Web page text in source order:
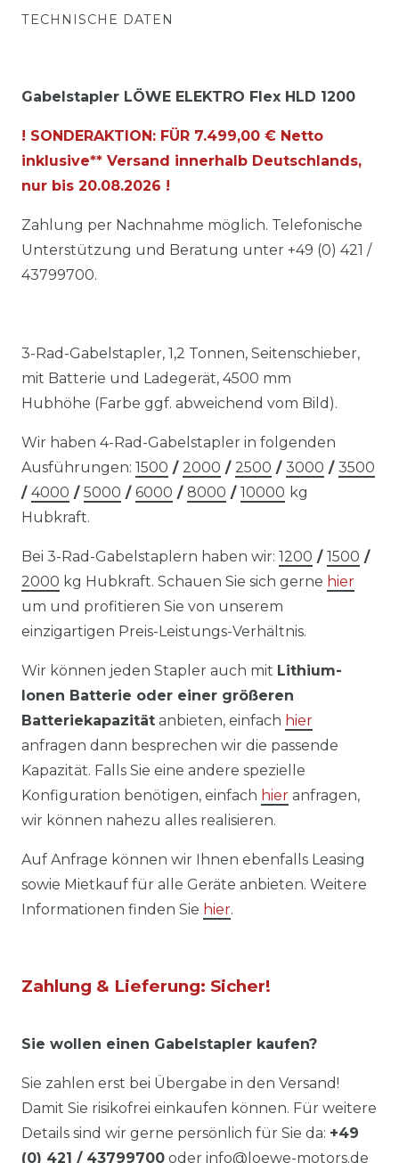
TECHNISCHE DATEN
Gabelstapler LÖWE ELEKTRO Flex HLD 1200
! SONDERAKTION: FÜR 7.499,00 € Netto
inklusive** Versand innerhalb Deutschlands,
nur bis 20.08.2026 !
Zahlung per Nachnahme möglich. Telefonische
Unterstützung und Beratung unter +49 (0) 421 /
43799700.
3-Rad-Gabelstapler, 1,2 Tonnen, Seitenschieber,
mit Batterie und Ladegerät, 4500 mm
Hubhöhe (Farbe ggf. abweichend vom Bild).
Wir haben 4-Rad-Gabelstapler in folgenden
Ausführungen: 1500 / 2000 / 2500 / 3000 / 3500
/ 4000 / 5000 / 6000 / 8000 / 10000 kg
Hubkraft.
Bei 3-Rad-Gabelstaplern haben wir: 1200 / 1500 /
2000 kg Hubkraft. Schauen Sie sich gerne hier
um und profitieren Sie von unserem
einzigartigen Preis-Leistungs-Verhältnis.
Wir können jeden Stapler auch mit Lithium-
Ionen Batterie oder einer größeren
Batteriekapazität anbieten, einfach hier
anfragen dann besprechen wir die passende
Kapazität. Falls Sie eine andere spezielle
Konfiguration benötigen, einfach hier anfragen,
wir können nahezu alles realisieren.
Auf Anfrage können wir Ihnen ebenfalls Leasing
sowie Mietkauf für alle Geräte anbieten. Weitere
Informationen finden Sie hier.
Zahlung & Lieferung: Sicher!
Sie wollen einen Gabelstapler kaufen?
Sie zahlen erst bei Übergabe in den Versand!
Damit Sie risikofrei einkaufen können. Für weitere
Details sind wir gerne persönlich für Sie da: +49
(0) 421 / 43799700 oder info@loewe-motors.de